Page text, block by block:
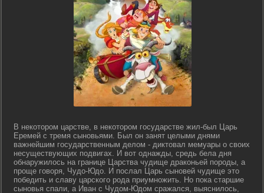
В некотором царстве, в некотором государстве жил-был Царь
Еремей с тремя сыновьями. Был он занят целыми днями
важнейшим государственным делом - диктовал мемуары о своих
несуществующих подвигах. И вот однажды, средь бела дня
обнаружилось на границе Царства чудище драконьей породы, а
проще говоря, Чудо-Юдо. И послал Царь сыновей чудище это
победить и славу царского рода приумножить. Но пока старшие
сыновья спали, а Иван с Чудом-Юдом сражался, выяснилось,